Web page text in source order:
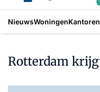
NieuwsWoningenKantoren
Rotterdam